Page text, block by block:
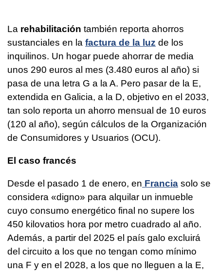
La rehabilitación también reporta ahorros
sustanciales en la factura de la luz de los
inquilinos. Un hogar puede ahorrar de media
unos 290 euros al mes (3.480 euros al año) si
pasa de una letra G a la A. Pero pasar de la E,
extendida en Galicia, a la D, objetivo en el 2033,
tan solo reporta un ahorro mensual de 10 euros
(120 al año), según cálculos de la Organización
de Consumidores y Usuarios (OCU).
El caso francés
Desde el pasado 1 de enero, en Francia solo se
considera «digno» para alquilar un inmueble
cuyo consumo energético final no supere los
450 kilovatios hora por metro cuadrado al año.
Además, a partir del 2025 el país galo excluirá
del circuito a los que no tengan como mínimo
una F y en el 2028, a los que no lleguen a la E,